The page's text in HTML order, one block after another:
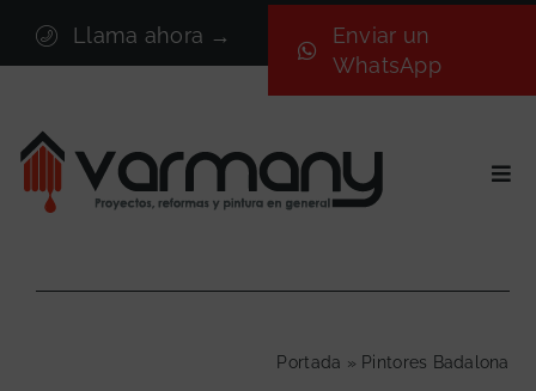
contenido
Llama ahora →
Enviar un
WhatsApp
Sectores
Portada » Pintores Badalona